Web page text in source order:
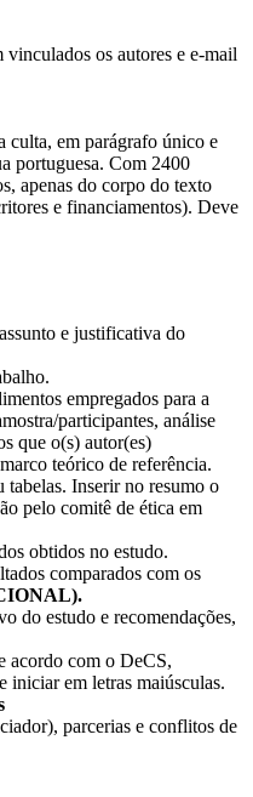
os autores e e-mail
culta, em parágrafo único e
portuguesa. Com 2400
apenas do corpo do texto
e financiamentos). Deve
e justificativa do
empregados para a
participantes, análise
que o(s) autor(es)
teórico de referência.
Inserir no resumo o
pelo comitê de ética em
obtidos no estudo.
comparados com os
do estudo e recomendações,
acordo com o DeCS,
iniciar em letras maiúsculas.
parcerias e conflitos de